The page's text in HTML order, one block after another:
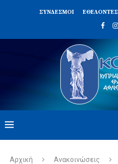
ΣΥΝΔΈΣΜΟΙ ΕΘΕΛΟΝΤΈΣ
Αρχική Ανακοινώσεις